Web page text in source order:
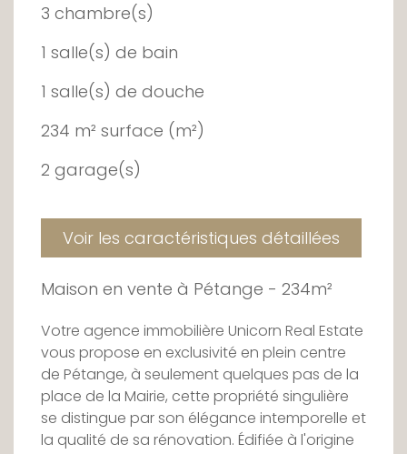
3 chambre(s)
1 salle(s) de bain
1 salle(s) de douche
234 m² surface (m²)
2 garage(s)
Voir les caractéristiques détaillées
Maison en vente à Pétange - 234m²
Votre agence immobilière Unicorn Real Estate
vous propose en exclusivité en plein centre
de Pétange, à seulement quelques pas de la
place de la Mairie, cette propriété singulière
se distingue par son élégance intemporelle et
la qualité de sa rénovation. Édifiée à l'origine